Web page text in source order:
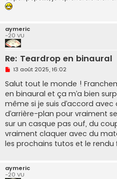
aymeric
-20 VU
Re: Teardrop en binaural
M
s
s
a
g
e
n
o
n
l
u
13 août 2025, 16:02
Salut tout le monde !
en binaural et ça m’a bien
même si je suis d’accord
d’arrière-plan pour vraiment
sur un casque pas ouf, du
vraiment claquer avec du
les prochains tutos et le rendu
aymeric
-20 VU